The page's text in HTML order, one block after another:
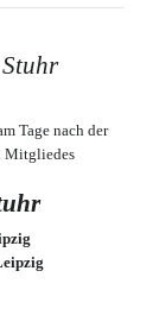
Tage nach der
Mitgliedes